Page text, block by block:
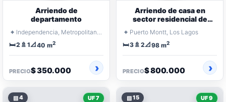
Arriendo de
departamento
⌖
Independencia, Metropolitana Santiago
🛏️2 🚿 1📐40 m2
PRECIO$ 350.000
Arriendo de casa en
sector residencial de
⌖ Puerto Montt, Los Lagos
🛏️3 🚿 2📐98 m2
PRECIO$ 800.000
▧4 UF 7 ▧15 UF 9